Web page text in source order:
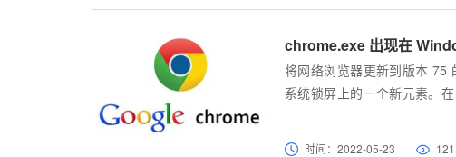
chrome.exe 出现在
将网络浏览器更新到版本 75
系统锁屏上的一个新元素。
会显示该模块。
时间：2022-05-23 121